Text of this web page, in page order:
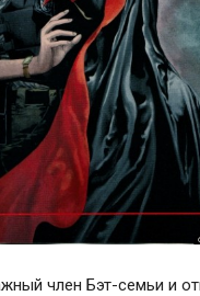
член Бэт-семьи и